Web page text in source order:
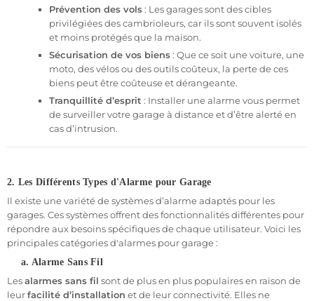
encombrants. Connectez simplement les capteurs à
votre centrale d’alarme.
Surveillance vidéo intégrée: Combinez votre alarme
avec une caméra de sécurité pour surveiller votre garage
en temps réel.
Notifications sur smartphone: Restez informé à tout
moment en recevant des alertes en temps réel
directement sur votre téléphone.
Pré-programmation gratuite
configurent votre système avant l’expédition, pour une
Des solutions adaptées à tous les besoins
Que vous cherchiez à sécuriser un petitgarage privé, unebox de
rangement, ou unparking, nos solutions s’adaptent à toutes les
situations. Nous proposons des systèmes de sécuritécertifiés
NFA2P, vous assurant une protection fiable et reconnue pour sa
qualité. Cette certification est un gage de confiance,
de leurs espaces de manière efficace et durable.
Prévention des vols: Les garages sont des cibles
privilégiées des cambrioleurs, car ils sont souvent isolés
et moins protégés que la maison.
Sécurisation de vos biens: Que ce soit une voiture, une
moto, des vélos ou des outils coûteux, la perte de ces
biens peut être coûteuse et dérangeante.
Tranquillité d’esprit : Installer une alarme vous permet
de surveiller votre garage à distance et d’être alerté en
cas d’intrusion.
2. Les Différents Types d'Alarme pour Garage
Il existe une variété de systèmes d’alarme adaptés pour les
garages. Ces systèmes offrent des fonctionnalités différentes pour
répondre aux besoins spécifiques de chaque utilisateur. Voici les
principales catégories d'alarmes pour garage :
a. Alarme Sans Fil
Lesalarmes sans fil sont de plus en plus populaires en raison de
leurfacilité d’installation et de leur connectivité. Elles ne